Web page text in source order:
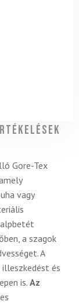
Gore-Tex
vagy
a szagok
A
és
is. Az